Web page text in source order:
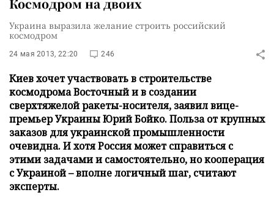
Космодром на двоих
Украина выразила желание строить российский
космодром
24 мая 2013, 22:20 246
Киев хочет участвовать в строительстве
космодрома Восточный и в создании
сверхтяжелой ракеты-носителя, заявил вице-
премьер Украины Юрий Бойко. Польза от крупных
заказов для украинской промышленности
очевидна. И хотя Россия может справиться с
этими задачами и самостоятельно, но кооперация
с Украиной – вполне логичный шаг, считают
эксперты.